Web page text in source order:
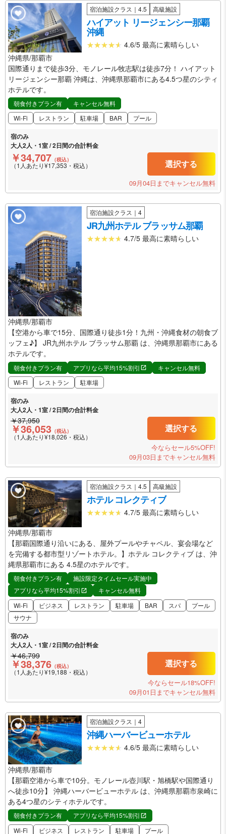
宿泊施設クラス｜4.5 高級施設
ハイアット リージェンシー那覇
沖縄
4.6/5 最高に素晴らしい
沖縄県/那覇市
国際通りまで徒歩3分、モノレール牧志駅は徒歩7分！ ハイアット
リージェンシー那覇 沖縄は、沖縄県那覇市にある4.5つ星のシティ
ホテルです。
朝食付きプラン有
キャンセル無料
Wi-Fi
レストラン 駐車場 BAR プール
宿のみ
大人2人・1室 / 2日間の合計料金
￥34,707 （税込）
（1人あたり¥17,353・税込） 選択する
09月04日までキャンセル無料
宿泊施設クラス｜4
JR九州ホテル ブラッサム那覇
4.7/5 最高に素晴らしい
沖縄県/那覇市
【空港から車で15分、国際通り徒歩1分！九州・沖縄食材の朝食ブ
ッフェ♪】 JR九州ホテル ブラッサム那覇 は、沖縄県那覇市にある
ホテルです。
朝食付きプラン有 アプリなら平均15%割引
キャンセル無料
Wi-Fi
レストラン 駐車場
宿のみ
大人2人・1室 / 2日間の合計料金
￥37,950
￥36,053 （税込）
（1人あたり¥18,026・税込）
選択する
今ならセール5%OFF!
09月03日までキャンセル無料
宿泊施設クラス｜4.5 高級施設
ホテル コレクティブ
4.7/5 最高に素晴らしい
沖縄県/那覇市
【那覇国際通り沿いにある、屋外プールやチャペル、宴会場など
を完備する都市型リゾートホテル。】ホテル コレクティブ は、沖
縄県那覇市にある 4.5星のホテルです。
朝食付きプラン有
施設限定タイムセール実施中
アプリなら平均15%割引
キャンセル無料
Wi-Fi
ビジネス レストラン 駐車場 BAR スパ
プール
サウナ
宿のみ
大人2人・1室 / 2日間の合計料金
￥46,799
￥38,376 （税込）
（1人あたり¥19,188・税込）
選択する
今ならセール18%OFF!
09月01日までキャンセル無料
宿泊施設クラス｜4
沖縄ハーバービューホテル
4.6/5 最高に素晴らしい
沖縄県/那覇市
【那覇空港から車で10分。モノレール壺川駅・旭橋駅や国際通り
へ徒歩10分】 沖縄ハーバービューホテル は、沖縄県那覇市泉崎に
ある4つ星のシティホテルです。
朝食付きプラン有
アプリなら平均15%割引
Wi-Fi
ビジネス レストラン 駐車場 プール